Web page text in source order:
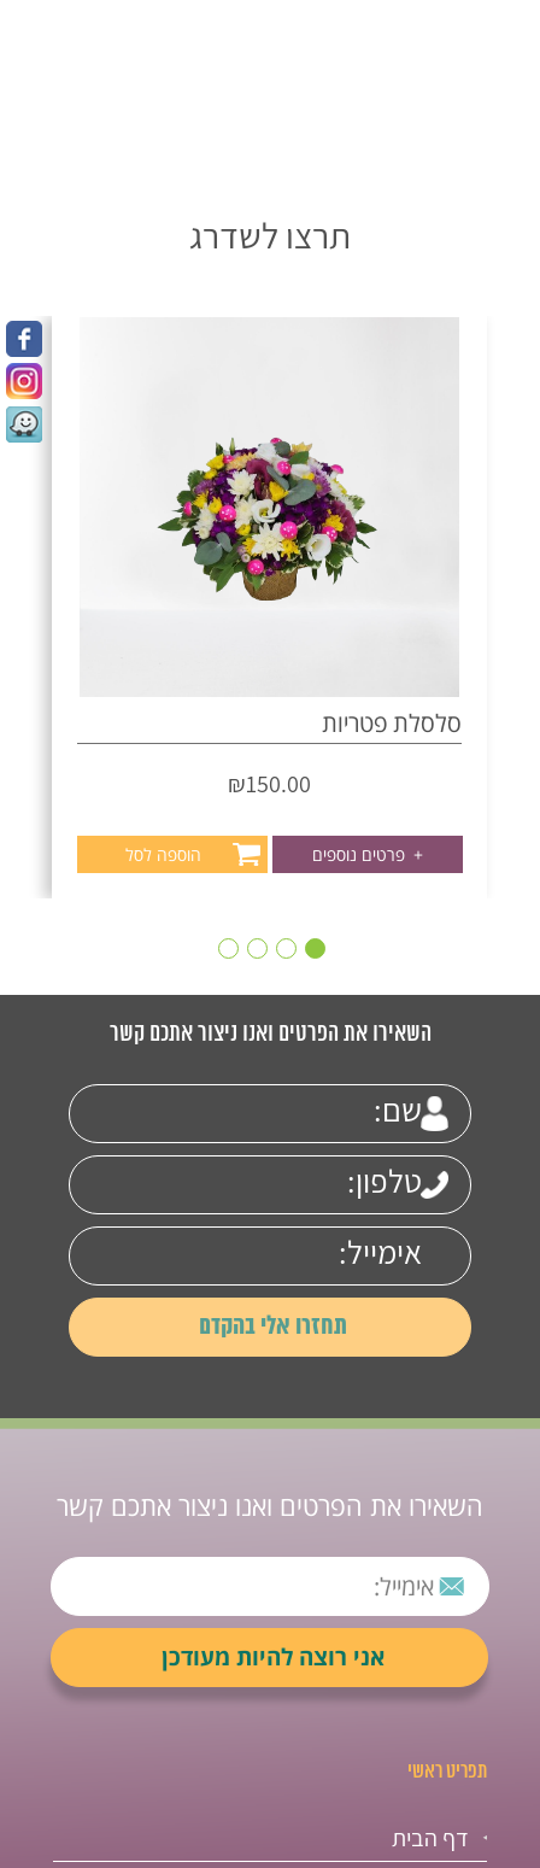
תרצו לשדרג
סלסלת פטריות
₪150.00
+ פרטים נוספים הוספה לסל
השאירו את הפרטים ואנו ניצור אתכם קשר
השאירו את הפרטים ואנו ניצור אתכם קשר
תפריט ראשי
דף הבית